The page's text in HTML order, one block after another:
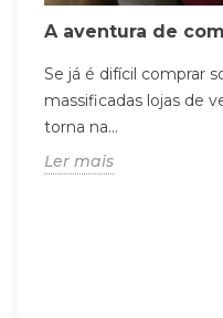
A aventura de
Se já é difícil comprar
massificadas lojas de
torna na...
Ler mais